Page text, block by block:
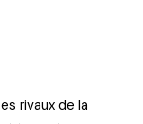
rivaux de la